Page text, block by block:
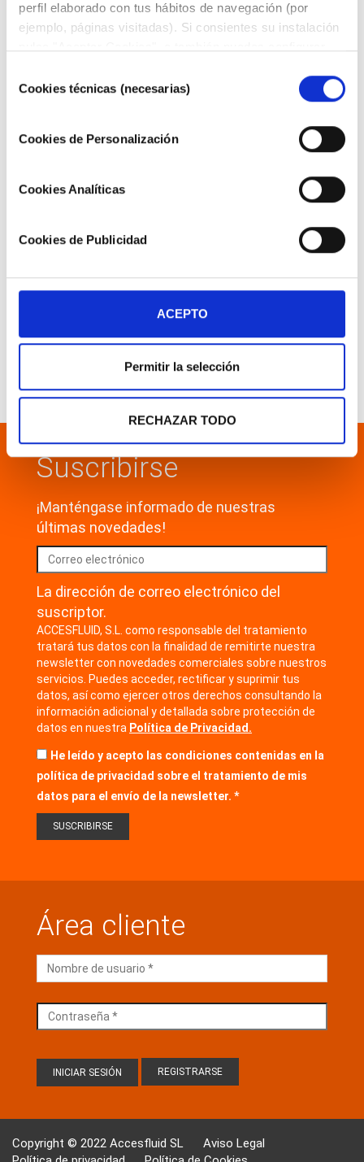
perfil elaborado con tus hábitos de navegación (por
ejemplo, páginas visitadas). Si consientes su instalación
información en nuestraPolítica de Cookies"
deCookies técnicas (necesarias)
Cookies de Personalización
Cookies Analíticas
Cookies de Publicidad
ACEPTO
Permitir la selección
RECHAZAR TODO
“AIR AMPLIFIER”
ARO DE SOPLADO “AIR
APLICACIÓN TÉCNICA DEL
SOPLADO
Suscribirse
¡Manténgase informado de nuestras
últimas novedades!
La dirección de correo electrónico del
suscriptor.
ACCESFLUID, S.L. como responsable del tratamiento
tratará tus datos con la finalidad de remitirte nuestra
newsletter con novedades comerciales sobre nuestros
servicios. Puedes acceder, rectificar y suprimir tus
datos, así como ejercer otros derechos consultando la
información adicional y detallada sobre protección de
datos en nuestra Política de Privacidad.
He leído y acepto las condiciones contenidas en la
política de privacidad sobre el tratamiento de mis
datos para el envío de la newsletter.
Área cliente
REGISTRARSE
Copyright © 2022 Accesfluid SL
Aviso Legal